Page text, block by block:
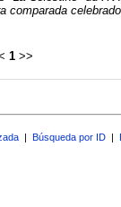
1>>
| Búsqueda por ID |